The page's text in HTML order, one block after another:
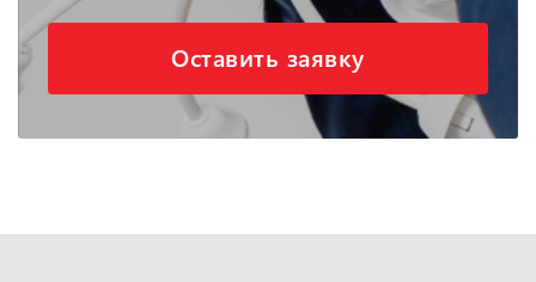
Оставить заявку